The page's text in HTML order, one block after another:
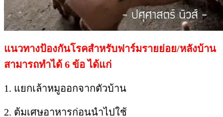
แนวทางป้องกันโรคสำหรับฟาร์มรายย่อย/หลังบ้าน​
สามารถทำได้ 6 ข้อ​ ได้แก่
1. แยกเล้าหมูออกจากตัวบ้าน
2. ต้มเศษอาหารก่อนนำไปใช้